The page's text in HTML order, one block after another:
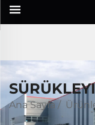
Ana Sayfa /